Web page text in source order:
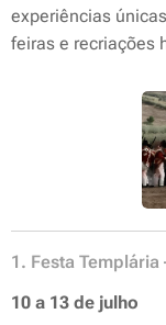
experiências
feiras e recriações
1. Festa Templária
10 a 13 de julho